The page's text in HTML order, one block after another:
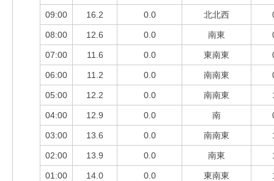
09:00 16.2 0.0 北北西
08:00 12.6 0.0 南東
07:00 11.6 0.0 東南東
06:00 11.2 0.0 南南東
05:00 12.2 0.0 南南東
04:00 12.9 0.0 南
03:00 13.6 0.0 南南東
02:00 13.9 0.0 南東
01:00 14.0 0.0 東南東